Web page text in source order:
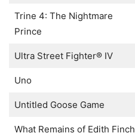
Trine 4: The Nightmare
Prince
Ultra Street Fighter® IV
Uno
Untitled Goose Game
What Remains of Edith Finch